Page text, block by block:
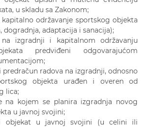
u skladu sa Zakonom;
održavanje sportskog objekta
dogradnja, adaptacija i sanacija);
izgradnji i kapitalnom održavanju
predviđeni odgovarajućom
predračun radova na izgradnji, odnosno
objekta urađen i overen od
lica;
na kojem se planira izgradnja novog
u javnoj svojini;
objekat u javnoj svojini (u celini ili